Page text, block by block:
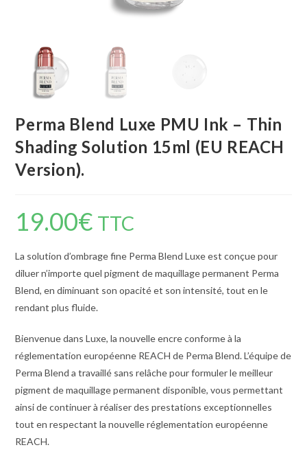
Perma Blend Luxe PMU Ink – Thin
Shading Solution 15ml (EU REACH
Version).
19.00€ TTC
La solution d’ombrage fine Perma Blend Luxe est conçue pour
diluer n’importe quel pigment de maquillage permanent Perma
Blend, en diminuant son opacité et son intensité, tout en le
rendant plus fluide.
Bienvenue dans Luxe, la nouvelle encre conforme à la
réglementation européenne REACH de Perma Blend. L’équipe de
Perma Blend a travaillé sans relâche pour formuler le meilleur
pigment de maquillage permanent disponible, vous permettant
ainsi de continuer à réaliser des prestations exceptionnelles
tout en respectant la nouvelle réglementation européenne
REACH.